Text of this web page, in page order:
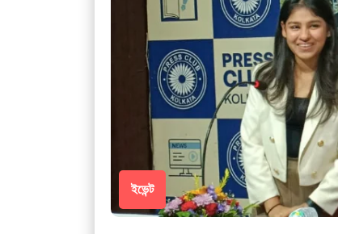
ইভেন্ট